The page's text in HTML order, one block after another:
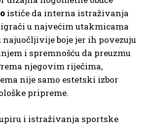
ističe da interna istraživanja
u najvećim utakmicama
najuočljivije boje jer ih povezuju
i spremnošću da preuzmu
njegovim riječima,
nije samo estetski izbor
pripreme.
i istraživanja sportske